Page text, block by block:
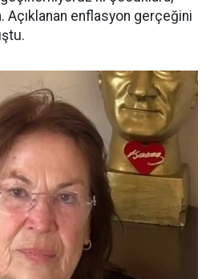
Açıklanan enflasyon gerçeğini